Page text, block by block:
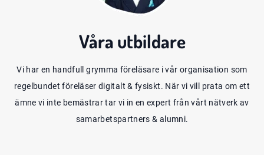
Våra utbildare
Vi har en handfull grymma föreläsare i vår organisation som
regelbundet föreläser digitalt & fysiskt. När vi vill prata om ett
ämne vi inte bemästrar tar vi in en expert från vårt nätverk av
samarbetspartners & alumni.